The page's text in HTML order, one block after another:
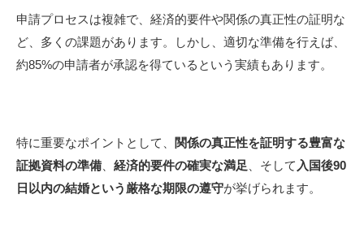
申請プロセスは複雑で、経済的要件や関係の真正性の証明な
ど、多くの課題があります。しかし、適切な準備を行えば、
約85%の申請者が承認を得ているという実績もあります。
特に重要なポイントとして、
関係の真正性を証明する豊富な
証拠資料の準備
経済的要件の確実な満足 、そして 入国後90
日以内の結婚という厳格な期限の遵守が挙げられます。